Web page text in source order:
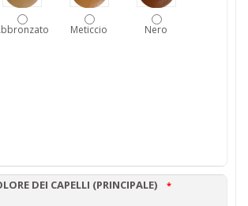
Meticcio Nero
DEI CAPELLI (PRINCIPALE) *